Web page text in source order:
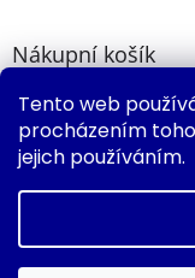
Tento web
procházením
jejich používáním.
Nákupní košík